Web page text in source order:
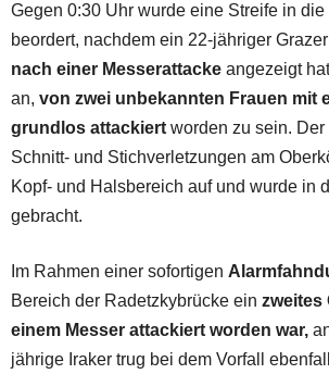
Gegen 0:30 Uhr wurde eine Streife in
beordert, nachdem ein 22-jähriger
nach einer Messerattacke angezeigt
an, von zwei unbekannten Frauen mit
grundlos attackiert worden zu sein.
Schnitt- und Stichverletzungen am
Kopf- und Halsbereich auf und wurde in
gebracht.
Im Rahmen einer sofortigen
Bereich der Radetzkybrücke ein zweites
einem Messer attackiert worden war,
jährige Iraker trug bei dem Vorfall